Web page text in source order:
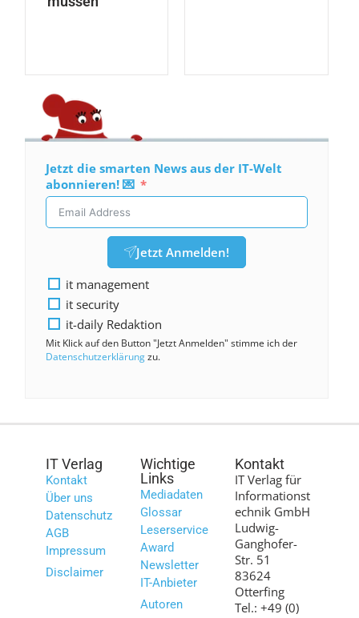
Jetzt die smarten News aus der IT-Welt
abonnieren! 💌
Jetzt Anmelden!
it management
it security
it-daily Redaktion
Mit Klick auf den Button "Jetzt Anmelden" stimme ich der
Datenschutzerklärungzu.
IT Verlag
Kontakt
Über uns
Datenschutz
AGB
Impressum
Disclaimer
Wichtige
Links
Mediadaten
Glossar
Leserservice
Award
Newsletter
IT-Anbieter
Autoren
Kontakt
IT Verlag für
Informationst
echnik GmbH
Ludwig-
Ganghofer-
Str. 51
83624
Otterfing
Tel.: +49 (0)